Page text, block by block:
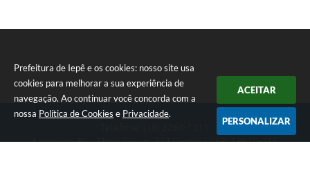
Prefeitura de Iepê e os cookies: nosso site usa
cookies para melhorar a sua experiência de
navegação. Ao continuar você concorda com a
nossa Política de Cookies e Privacidade.
ACEITAR
PERSONALIZAR
Endereço: Rua Minas Gerais, 274 Centro | CEP: 19640-015